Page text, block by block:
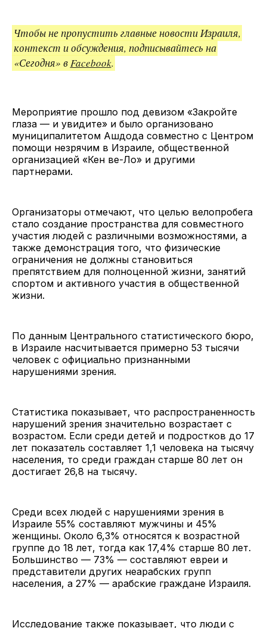
Чтобы не пропустить главные новости Израиля,
контекст и обсуждения, подписывайтесь на
«Сегодня» вFacebook.
Мероприятие прошло под девизом «Закройте
глаза — и увидите» и было организовано
муниципалитетом Ашдода совместно с Центром
помощи незрячим в Израиле, общественной
организацией «Кен ве-Ло» и другими
партнерами.
Организаторы отмечают, что целью велопробега
стало создание пространства для совместного
участия людей с различными возможностями, а
также демонстрация того, что физические
ограничения не должны становиться
препятствием для полноценной жизни, занятий
спортом и активного участия в общественной
жизни.
По данным Центрального статистического бюро,
в Израиле насчитывается примерно 53 тысячи
человек с официально признанными
нарушениями зрения.
Статистика показывает, что распространенность
нарушений зрения значительно возрастает с
возрастом. Если среди детей и подростков до 17
лет показатель составляет 1,1 человека на тысячу
населения, то среди граждан старше 80 лет он
достигает 26,8 на тысячу.
Среди всех людей с нарушениями зрения в
Израиле 55% составляют мужчины и 45%
женщины. Около 6,3% относятся к возрастной
группе до 18 лет, тогда как 17,4% старше 80 лет.
Большинство — 73% — составляют евреи и
представители других неарабских групп
населения, а 27% — арабские граждане Израиля.
Исследование также показывает, что люди с